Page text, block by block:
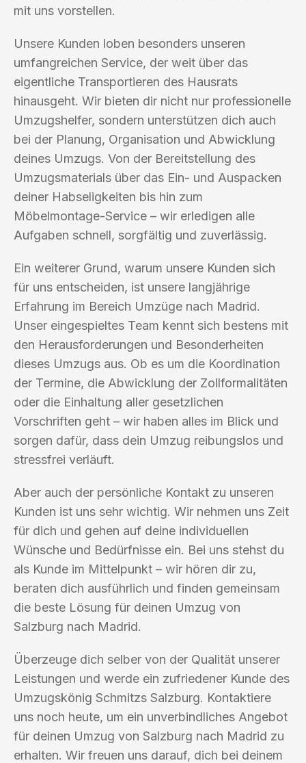
mit uns vorstellen.
Unsere Kunden loben besonders unseren
umfangreichen Service, der weit über das
eigentliche Transportieren des Hausrats
hinausgeht. Wir bieten dir nicht nur professionelle
Umzugshelfer, sondern unterstützen dich auch
bei der Planung, Organisation und Abwicklung
deines Umzugs. Von der Bereitstellung des
Umzugsmaterials über das Ein- und Auspacken
deiner Habseligkeiten bis hin zum
Möbelmontage-Service – wir erledigen alle
Aufgaben schnell, sorgfältig und zuverlässig.
Ein weiterer Grund, warum unsere Kunden sich
für uns entscheiden, ist unsere langjährige
Erfahrung im Bereich Umzüge nach Madrid.
Unser eingespieltes Team kennt sich bestens mit
den Herausforderungen und Besonderheiten
dieses Umzugs aus. Ob es um die Koordination
der Termine, die Abwicklung der Zollformalitäten
oder die Einhaltung aller gesetzlichen
Vorschriften geht – wir haben alles im Blick und
sorgen dafür, dass dein Umzug reibungslos und
stressfrei verläuft.
Aber auch der persönliche Kontakt zu unseren
Kunden ist uns sehr wichtig. Wir nehmen uns Zeit
für dich und gehen auf deine individuellen
Wünsche und Bedürfnisse ein. Bei uns stehst du
als Kunde im Mittelpunkt – wir hören dir zu,
beraten dich ausführlich und finden gemeinsam
die beste Lösung für deinen Umzug von
Salzburg nach Madrid.
Überzeuge dich selber von der Qualität unserer
Leistungen und werde ein zufriedener Kunde des
Umzugskönig Schmitzs Salzburg. Kontaktiere
uns noch heute, um ein unverbindliches Angebot
für deinen Umzug von Salzburg nach Madrid zu
erhalten. Wir freuen uns darauf, dich bei deinem